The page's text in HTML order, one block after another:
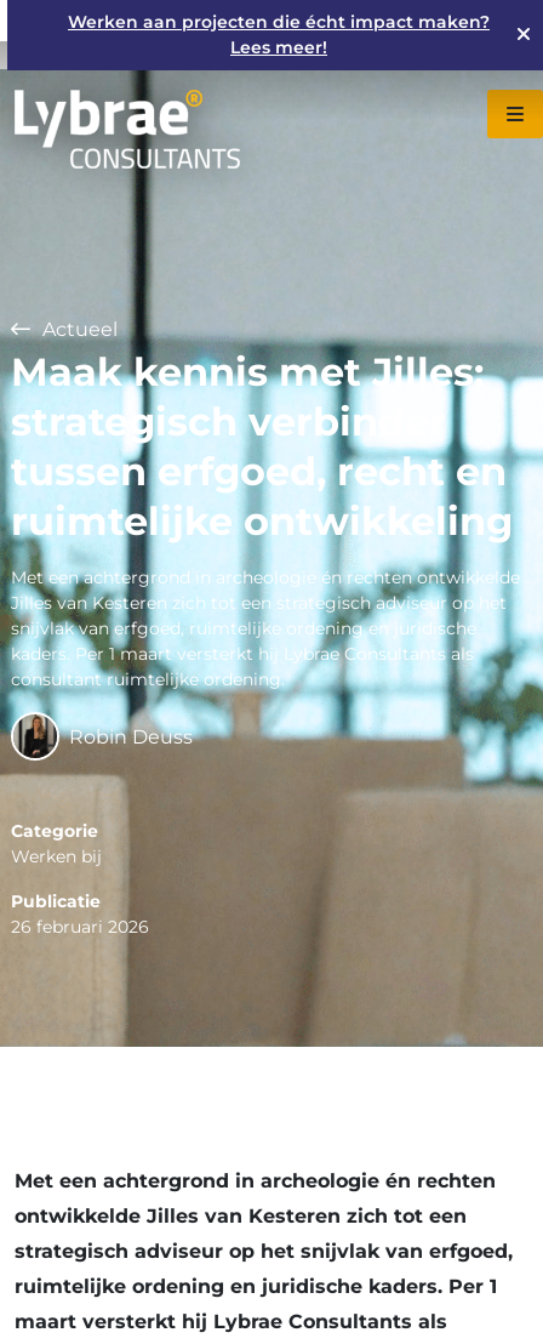
Werken aan projecten die écht impact maken?
Lees meer!
Actueel
Maak kennis met Jilles:
strategisch verbinder
tussen erfgoed, recht en
ruimtelijke ontwikkeling
Met een achtergrond in archeologie én rechten ontwikkelde
Jilles van Kesteren zich tot een strategisch adviseur op het
snijvlak van erfgoed, ruimtelijke ordening en juridische
kaders. Per 1 maart versterkt hij Lybrae Consultants als
consultant ruimtelijke ordening.
Robin Deuss
Categorie
Werken bij
Publicatie
26 februari 2026
Met een achtergrond in archeologie én rechten
ontwikkelde Jilles van Kesteren zich tot een
strategisch adviseur op het snijvlak van erfgoed,
ruimtelijke ordening en juridische kaders. Per 1
maart versterkt hij Lybrae Consultants als